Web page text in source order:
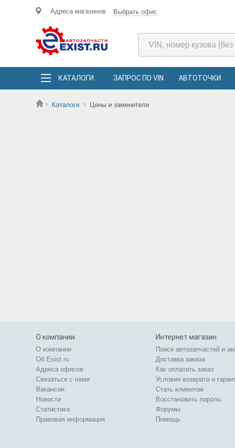
Адреса магазинов Выбрать офис
КАТАЛОГИ ЗАПРОС ПО VIN АВТОТОЧКИ
Каталоги Цены и заменители
О компании
О компании
Об Exist.ru
Адреса офисов
Связаться с нами
Вакансии
Новости
Статистика
Правовая информация
Интернет магазин
Поиск автозапчастей и
Доставка заказа
Как оплатить заказ
Условия возврата и
Стать клиентом
Восстановить пароль
Форумы
Помощь